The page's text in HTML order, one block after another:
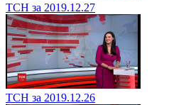
ТСН за 2019.12.27
ТСН за 2019.12.26